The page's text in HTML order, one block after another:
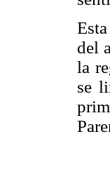
del
la
se